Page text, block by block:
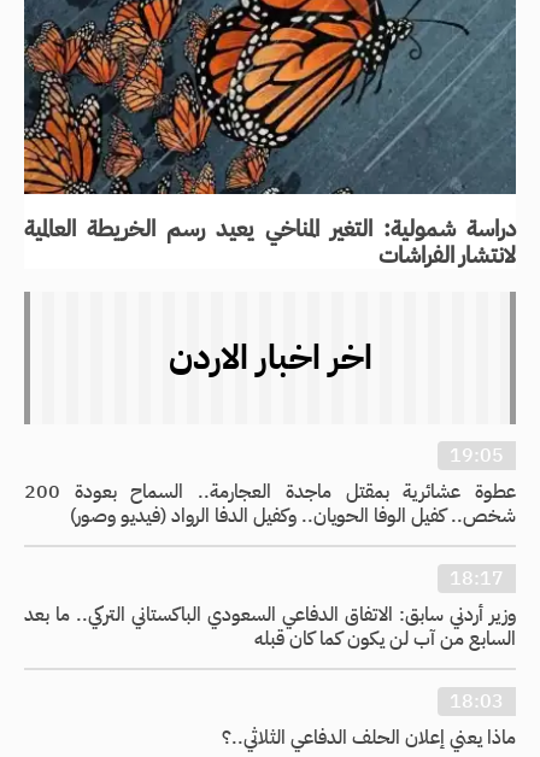
دراسة شمولية: التغير المناخي يعيد رسم الخريطة العالمية
لانتشار الفراشات
اخر اخبار الاردن
19:05
عطوة عشائرية بمقتل ماجدة العجارمة.. السماح بعودة 200
شخص.. كفيل الوفا الحويان.. وكفيل الدفا الرواد (فيديو وصور)
18:17
وزير أردني سابق: الاتفاق الدفاعي السعودي الباكستاني التركي.. ما بعد
السابع من آب لن يكون كما كان قبله
18:03
ماذا يعني إعلان الحلف الدفاعي الثلاثي..؟